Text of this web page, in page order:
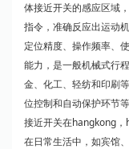
体接近开关的感应区域
指令，准确反应出运动
定位精度、操作频率、
能力，是一般机械式行
金、化工、轻纺和印刷
位控制和自动保护环节等
接近开关在hangkong，
在日常生活中，如宾馆